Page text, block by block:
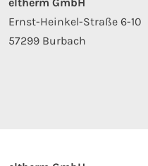
Ernst-Heinkel-Straße 6-10
57299 Burbach